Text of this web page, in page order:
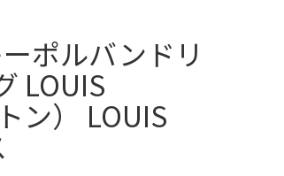
ポルバンドリ
LOUIS
ン） LOUIS